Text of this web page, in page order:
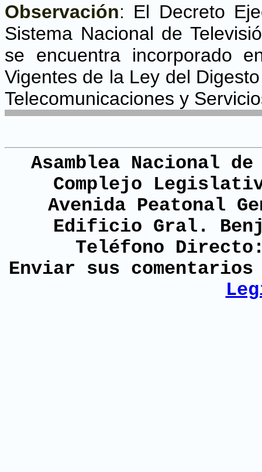
Observación: El Decreto
Sistema Nacional de
se encuentra incorporado
Vigentes de la Ley del
Telecomunicaciones y
Asamblea Nacional
Complejo
Avenida Peatonal
Edificio Gral.
Teléfono
Enviar sus